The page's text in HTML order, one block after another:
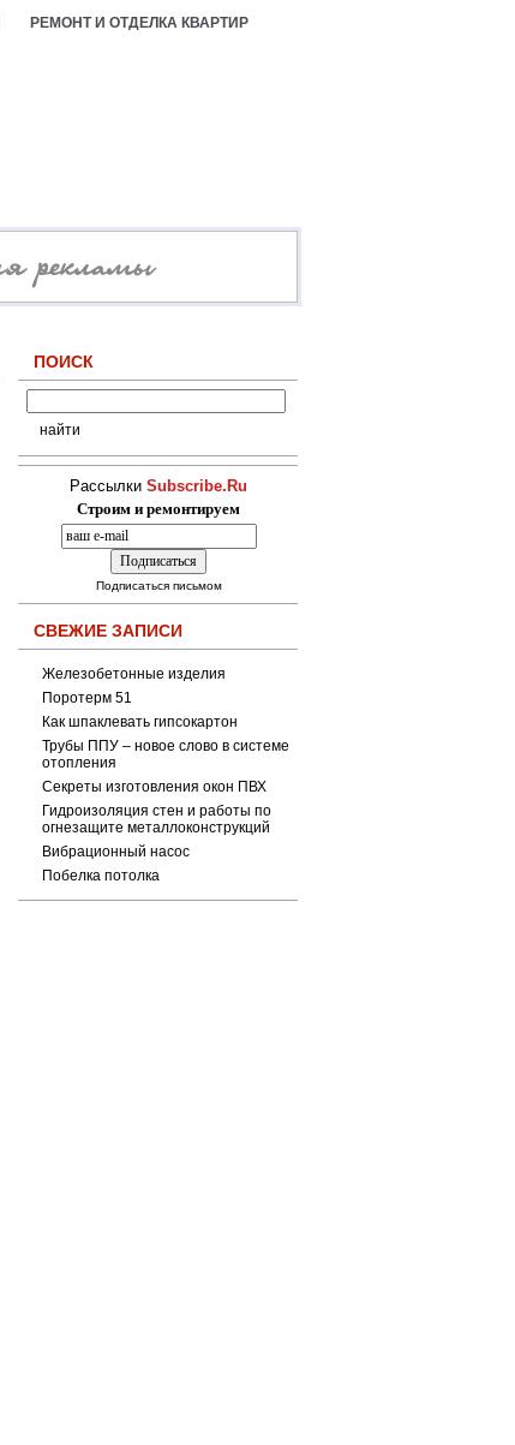
РЕМОНТ И ОТДЕЛКА КВАРТИР
ПОИСК
Рассылки Subscribe.Ru
Строим и ремонтируем
Подписаться письмом
СВЕЖИЕ ЗАПИСИ
Железобетонные изделия
Поротерм 51
Как шпаклевать гипсокартон
Трубы ППУ – новое слово в системе
отопления
Секреты изготовления окон ПВХ
Гидроизоляция стен и работы по
огнезащите металлоконструкций
Вибрационный насос
Побелка потолка